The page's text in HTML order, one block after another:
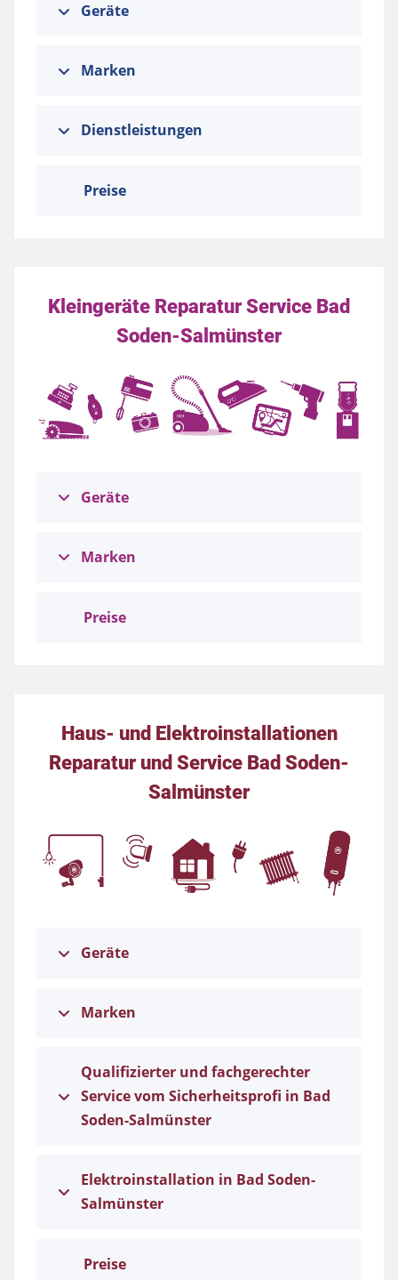
Geräte
Marken
Dienstleistungen
Preise
Kleingeräte Reparatur Service Bad
Soden-Salmünster
Geräte
Marken
Preise
Haus- und Elektroinstallationen
Reparatur und Service Bad Soden-
Salmünster
Geräte
Marken
Qualifizierter und fachgerechter
Service vom Sicherheitsprofi in Bad
Soden-Salmünster
Elektroinstallation in Bad Soden-
Salmünster
Preise